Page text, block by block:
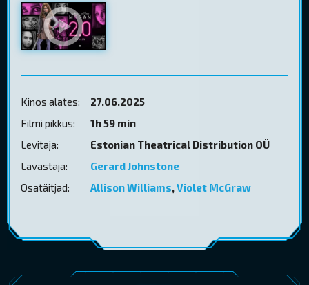
Kinos alates:
27.06.2025
Filmi pikkus:
1h 59 min
Levitaja:
Estonian Theatrical Distribution OÜ
Lavastaja:
Gerard Johnstone
Osatäitjad:
Allison Williams,Violet McGraw